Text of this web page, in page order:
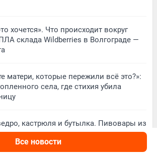
Все новости
хочется». Что происходит вокруг
склада Wildberries в Волгограде —
матери, которые пережили всё это?»:
села, где стихия убила
кастрюля и бутылка. Пивовары из
как делать пенное на дому